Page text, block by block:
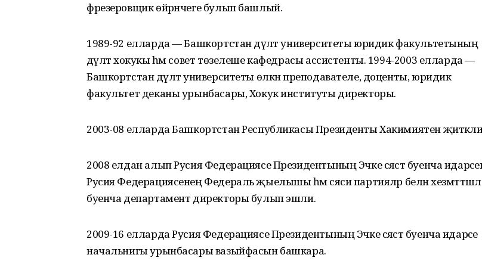
фрезеровщик өйрәнчеге булып башлый.
1989-92 елларда — Башкортстан дәүләт университеты юридик факультетының
дәүләт хокукы һәм совет төзелеше кафедрасы ассистенты. 1994-2003 елларда —
Башкортстан дәүләт университеты өлкән преподавателе, доценты, юридик
факультет деканы урынбасары, Хокук институты директоры.
2003-08 елларда Башкортстан Республикасы Президенты Хакимиятен
2008 елдан алып Русия Федерациясе Президентының Эчке сәясәт буенча
Русия Федерациясенең Федераль җыелышы һәм сәяси партияләр белән
буенча департамент директоры булып эшли.
2009-16 елларда Русия Федерациясе Президентының Эчке сәясәт буенча идарәсе
начальнигы урынбасары вазыйфасын башкара.